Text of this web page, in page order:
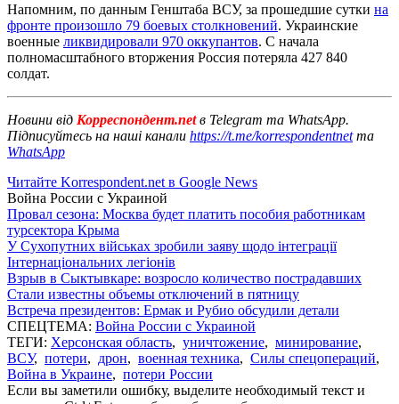
Напомним, по данным Генштаба ВСУ, за прошедшие сутки на
фронте произошло 79 боевых столкновений. Украинские
военные ликвидировали 970 оккупантов. С начала
полномасштабного вторжения Россия потеряла 427 840
солдат.
Новини від Корреспондент.netв Telegram та WhatsApp.
Підписуйтесь на наші канали https://t.me/korrespondentnetта
WhatsApp
Читайте Korrespondent.net в Google News
Война России с Украиной
Провал сезона: Москва будет платить пособия работникам
турсектора Крыма
У Сухопутних військах зробили заяву щодо інтеграції
Інтернаціональних легіонів
Взрыв в Сыктывкаре: возросло количество пострадавших
Стали известны объемы отключений в пятницу
Встреча президентов: Ермак и Рубио обсудили детали
СПЕЦТЕМА: Война России с Украиной
ТЕГИ: Херсонская область, уничтожение, минирование,
ВСУ, потери, дрон, военная техника, Силы спецопераций,
Война в Украине, потери России
Если вы заметили ошибку, выделите необходимый текст и